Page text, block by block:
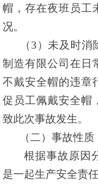
帽，存在夜班员工
况。
（3）未及时消
制造有限公司在日
不戴安全帽的违章
促员工佩戴安全帽
致此次事故发生。
（二）事故性质
根据事故原因
是一起生产安全责任